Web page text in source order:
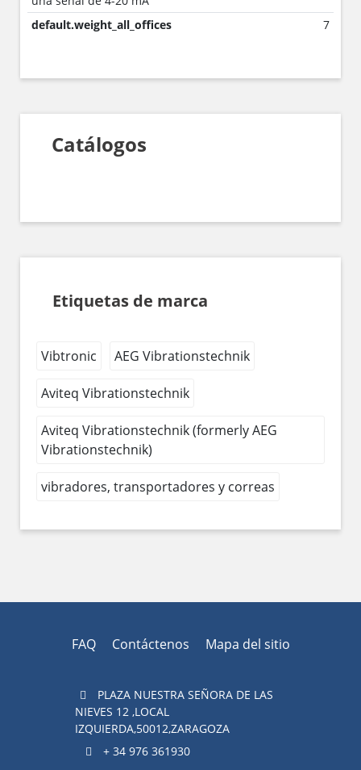
default.weight_all_offices
7
Catálogos
Etiquetas de marca
Vibtronic AEG Vibrationstechnik
Aviteq Vibrationstechnik
Aviteq Vibrationstechnik (formerly AEG
Vibrationstechnik)
vibradores, transportadores y correas
FAQ Contáctenos Mapa del sitio
PLAZA NUESTRA SEÑORA DE LAS
NIEVES 12 ,LOCAL
IZQUIERDA,50012,ZARAGOZA
+ 34 976 361930